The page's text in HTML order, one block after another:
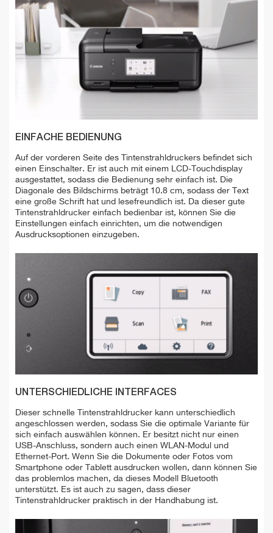
EINFACHE BEDIENUNG
Auf der vorderen Seite des Tintenstrahldruckers befindet sich
einen Einschalter. Er ist auch mit einem LCD-Touchdisplay
ausgestattet, sodass die Bedienung sehr einfach ist. Die
Diagonale des Bildschirms beträgt 10.8 cm, sodass der Text
eine große Schrift hat und lesefreundlich ist. Da dieser gute
Tintenstrahldrucker einfach bedienbar ist, können Sie die
Einstellungen einfach einrichten, um die notwendigen
Ausdrucksoptionen einzugeben.
UNTERSCHIEDLICHE INTERFACES
Dieser schnelle Tintenstrahldrucker kann unterschiedlich
angeschlossen werden, sodass Sie die optimale Variante für
sich einfach auswählen können. Er besitzt nicht nur einen
USB-Anschluss, sondern auch einen WLAN-Modul und
Ethernet-Port. Wenn Sie die Dokumente oder Fotos vom
Smartphone oder Tablett ausdrucken wollen, dann können Sie
das problemlos machen, da dieses Modell Bluetooth
unterstützt. Es ist auch zu sagen, dass dieser
Tintenstrahldrucker praktisch in der Handhabung ist.